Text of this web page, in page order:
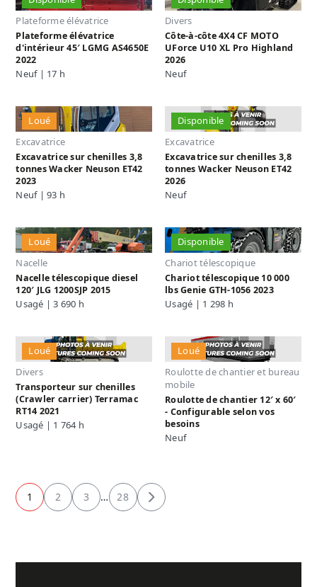
Plateforme élévatrice
Plateforme élévatrice
d'intérieur 45′ LGMG AS4650E
2022
Neuf | 17 h
Divers
Côte-à-côte 4X4 CF MOTO
UForce U10 XL Pro Highland
2026
Neuf
Loué
Excavatrice
Excavatrice sur chenilles 3,8
tonnes Wacker Neuson ET42
2023
Neuf | 93 h
Disponible
Excavatrice
Excavatrice sur chenilles 3,8
tonnes Wacker Neuson ET42
2026
Neuf
Loué
Nacelle
Nacelle télescopique diesel
120′ JLG 1200SJP 2015
Usagé | 3 690 h
Disponible
Chariot télescopique
Chariot télescopique 10 000
lbs Genie GTH-1056 2023
Usagé | 1 298 h
Loué
Divers
Transporteur sur chenilles
(Crawler carrier) Terramac
RT14 2021
Usagé | 1 764 h
Loué
Roulotte de chantier et bureau
mobile
Roulotte de chantier 12′ x 60′
- Configurable selon vos
besoins
Neuf
1 2 3 … 28 Suivant